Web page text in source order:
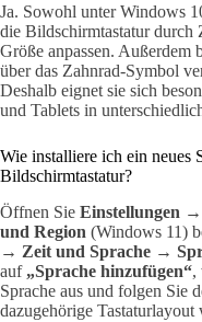
Ja. Sowohl unter Windows
die Bildschirmtastatur durch
Größe anpassen. Außerdem
über das Zahnrad-Symbol
Deshalb eignet sie sich
und Tablets in
Wie installiere ich ein neues
Bildschirmtastatur?
Öffnen Sie Einstellungen
und Region (Windows 11)
→ Zeit und Sprache →
auf „Sprache hinzufügen“,
Sprache aus und folgen Sie
dazugehörige